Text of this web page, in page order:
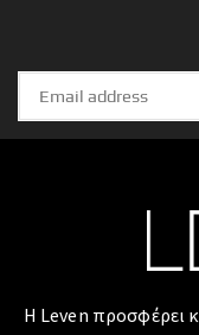
Η Leven προσφέρει